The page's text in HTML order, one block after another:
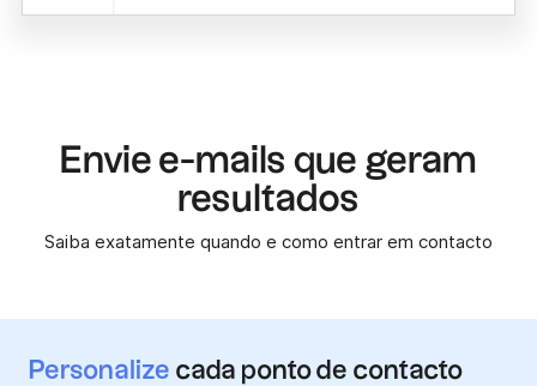
Envie e-mails que geram
resultados
Saiba exatamente quando e como entrar em contacto
Personalize cada ponto de contacto